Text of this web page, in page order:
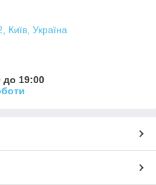
Україна
до 19:00